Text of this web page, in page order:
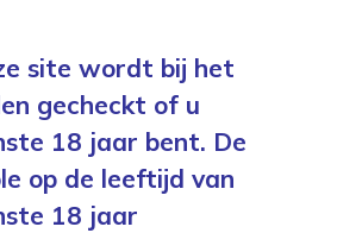
site wordt bij het
gecheckt of u
18 jaar bent. De
op de leeftijd van
18 jaar